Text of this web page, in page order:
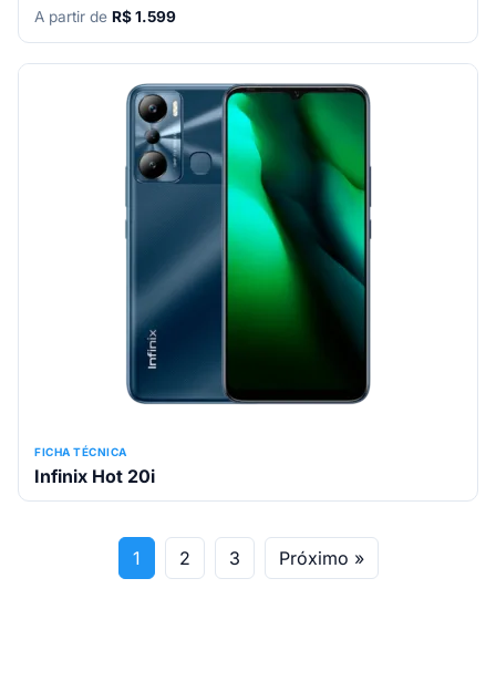
A partir de R$ 1.599
FICHA TÉCNICA
Infinix Hot 20i
1 2 3 Próximo »